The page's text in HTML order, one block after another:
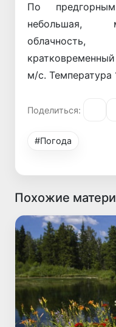
По
небольшая,
м/с. Температура
Поделиться:
#Погода
Похожие